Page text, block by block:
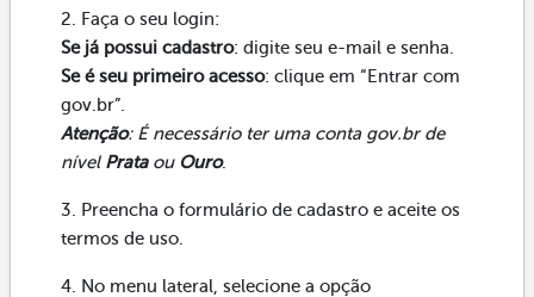
2. Faça o seu login:
Se já possui cadastro: digite seu e-mail e senha.
Se é seu primeiro acesso: clique em “Entrar com
gov.br”.
Atenção: É necessário ter uma conta gov.br de
nível Prataou Ouro.
3. Preencha o formulário de cadastro e aceite os
termos de uso.
4. No menu lateral, selecione a opção